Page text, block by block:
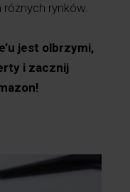
rynków.
jest olbrzymi,
i zacznij